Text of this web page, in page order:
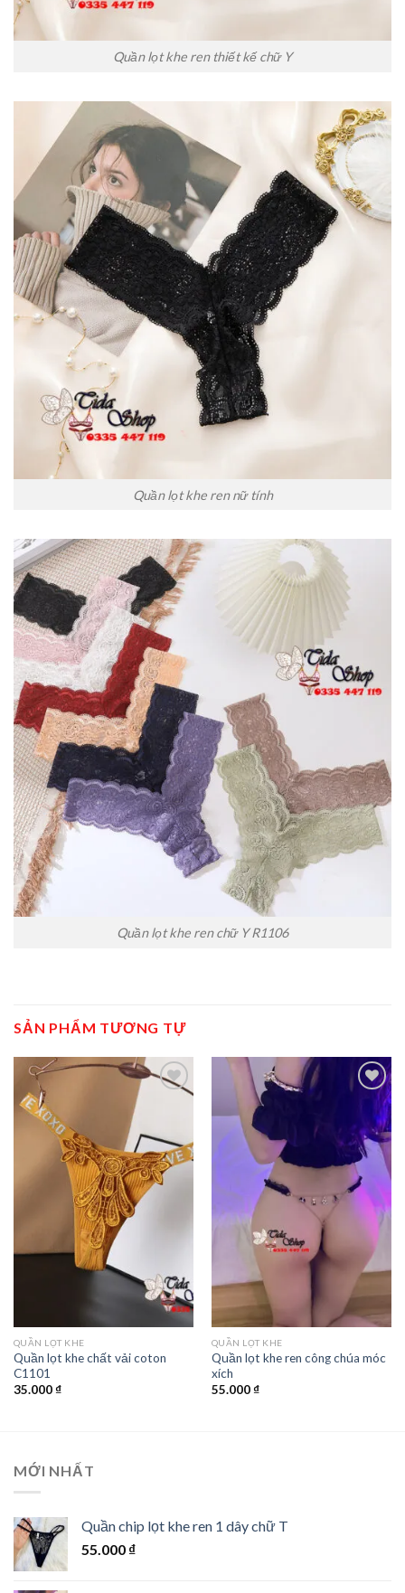
Quần lọt khe ren thiết kế chữ Y
Quần lọt khe ren nữ tính
Quần lọt khe ren chữ Y R1106
SẢN PHẨM TƯƠNG TỰ
QUẦN LỌT KHE
Quần lọt khe chất vải coton
C1101
35.000₫
QUẦN LỌT KHE
Quần lọt khe ren công chúa móc
xích
55.000₫
MỚI NHẤT
Quần chip lọt khe ren 1 dây chữ T
55.000 ₫